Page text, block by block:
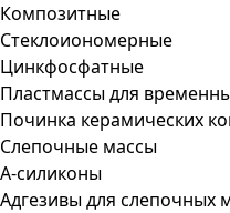
Композитные
Стеклоиономерные
Цинкфосфатные
Пластмассы для
Починка керамических
Слепочные массы
А-силиконы
Адгезивы для слепочных